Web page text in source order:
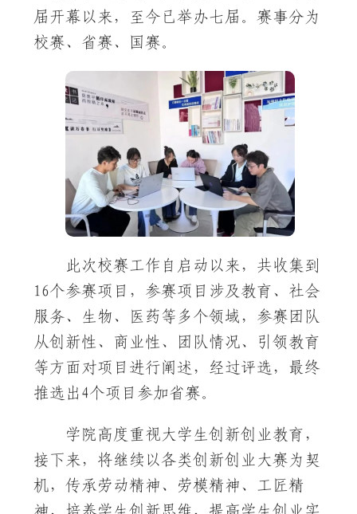
届开幕以来，至今已举办七届。赛事分为
校赛、省赛、国赛。
此次校赛工作自启动以来，共收集到
16个参赛项目，参赛项目涉及教育、社会
服务、生物、医药等多个领域，参赛团队
从创新性、商业性、团队情况、引领教育
等方面对项目进行阐述，经过评选，最终
推选出4个项目参加省赛。
学院高度重视大学生创新创业教育，
接下来，将继续以各类创新创业大赛为契
机，传承劳动精神、劳模精神、工匠精
神，培养学生创新思维，提高学生创业实